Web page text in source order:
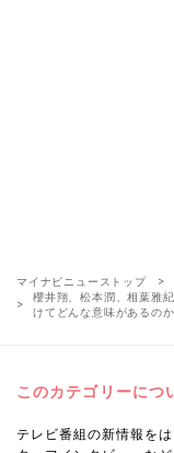
マイナビニューストップ
櫻井翔、松本潤、相葉雅
けてどんな意味があるのか
このカテゴリーにつ
テレビ番組の新情報を